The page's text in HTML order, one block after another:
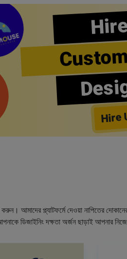
Hire
আমাদের প্ল্যাটফর্মে দেওয়া নাপিতের
ডিজাইনিং দক্ষতা অর্জন ছাড়াই আপনার